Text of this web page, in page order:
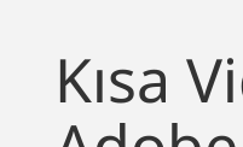
YazılarKısa